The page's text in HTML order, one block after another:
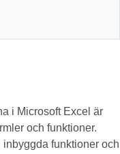
i Microsoft Excel är
och funktioner.
funktioner och